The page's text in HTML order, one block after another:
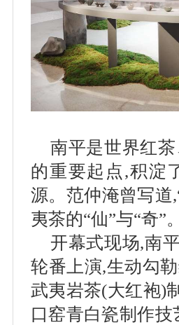
南平是世界红
的重要起点,积淀
源。范仲淹曾写道
夷茶的“仙”与“奇”。
开幕式现场,南
轮番上演,生动勾
武夷岩茶(大红袍)
口窑青白瓷制作